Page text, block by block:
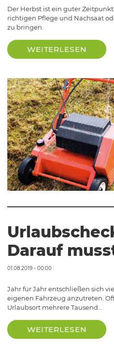
Der Herbst ist ein guter
richtigen Pflege und Nachsaat
zu bringen.
WEITERLESEN
Darauf
01.08.2019 - 00:00
Jahr für Jahr entschließen sich
eigenen Fahrzeug anzutreten.
Urlaubsort mehrere Tausend…
WEITERLESEN